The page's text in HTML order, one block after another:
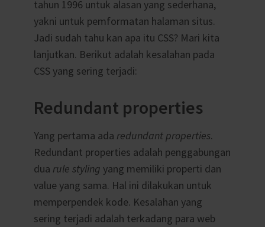
tahun 1996 untuk alasan yang sederhana,
yakni untuk pemformatan halaman situs.
Jadi sudah tahu kan apa itu CSS? Mari kita
lanjutkan. Berikut adalah kesalahan pada
CSS yang sering terjadi:
Redundant properties
Yang pertama ada redundant properties.
Redundant properties adalah penggabungan
dua rule styling yang memiliki properti dan
value yang sama. Hal ini dilakukan untuk
memperpendek kode. Kesalahan yang
sering terjadi adalah terkadang para web